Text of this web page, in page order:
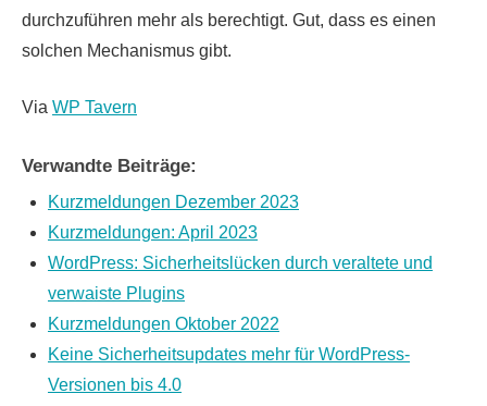
durchzuführen mehr als berechtigt. Gut, dass es einen
solchen Mechanismus gibt.
Via WP Tavern
Verwandte Beiträge:
Kurzmeldungen Dezember 2023
Kurzmeldungen: April 2023
WordPress: Sicherheitslücken durch veraltete und
verwaiste Plugins
Kurzmeldungen Oktober 2022
Keine Sicherheitsupdates mehr für WordPress-
Versionen bis 4.0